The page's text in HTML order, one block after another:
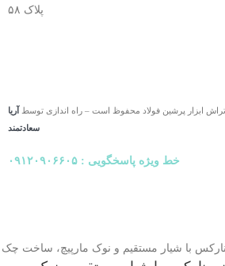
پلاک ۵۸
ابزار پرشین فولاد محفوظ است – راه اندازی توسط
آریا
سعادتمند
خط ویژه پاسخگویی : ۰۹۱۲۰۹۰۶۶۰۵